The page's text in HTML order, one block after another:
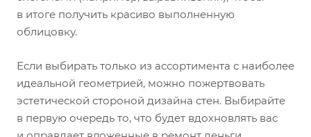
в итоге получить красиво выполненную
облицовку.
Если выбирать только из ассортимента с наиболее
идеальной геометрией, можно пожертвовать
эстетической стороной дизайна стен. Выбирайте
в первую очередь то, что будет вдохновлять вас